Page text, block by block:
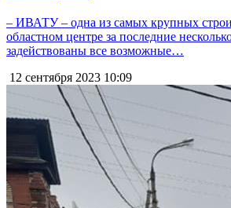
– ИВАТУ – одна из самых крупных
областном центре за последние
задействованы все возможные…
12 сентября 2023 10:09